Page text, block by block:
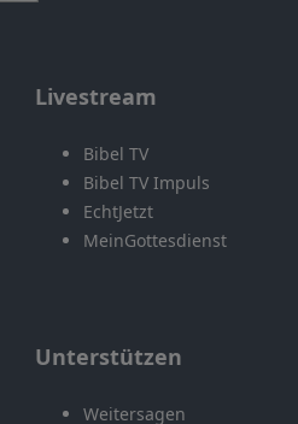
Livestream
Bibel TV
Bibel TV Impuls
EchtJetzt
MeinGottesdienst
Unterstützen
Weitersagen